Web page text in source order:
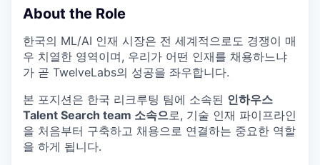
About the Role
한국의 ML/AI 인재 시장은 전 세계적으로도 경쟁이 매
우 치열한 영역이며, 우리가 어떤 인재를 채용하느냐
가 곧 TwelveLabs의 성공을 좌우합니다.
본 포지션은 한국 리크루팅 팀에 소속된 인하우스
Talent Search team 소속으로, 기술 인재 파이프라인
을 처음부터 구축하고 채용으로 연결하는 중요한 역할
을 하게 됩니다.